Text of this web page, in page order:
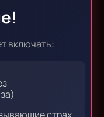
включать: